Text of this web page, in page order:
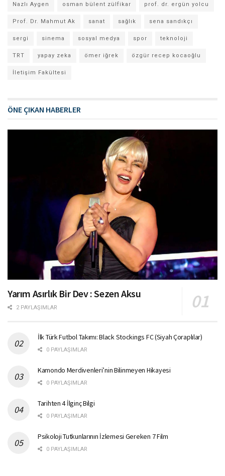
Nazlı Aygen osman bülent zülfikar prof. dr. ergün yolcu
Prof. Dr. Mahmut Ak sanat sağlık sena sandıkçı
sergi sinema sosyal medya spor teknoloji
TRT yapay zeka ömer iğrek özgür recep kocaoğlu
İletişim Fakültesi
ÖNE ÇIKAN HABERLER
Yarım Asırlık Bir Dev : Sezen Aksu
2 PAYLAŞIMLAR
İlk Türk Futbol Takımı: Black Stockings FC (Siyah Çoraplılar)
0 PAYLAŞIMLAR
Kamondo Merdivenleri’nin Bilinmeyen Hikayesi
0 PAYLAŞIMLAR
Tarihten 4 İlginç Bilgi
0 PAYLAŞIMLAR
Psikoloji Tutkunlarının İzlemesi Gereken 7 Film
0 PAYLAŞIMLAR